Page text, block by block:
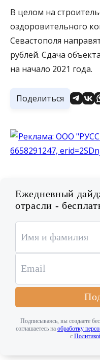
В целом на
оздоровительного
Севастополя
рублей. Сдача
на начало 2021 года.
Поделиться
Ежедневный
отрасли -
Подписываясь, вы создаете
соглашаетесь на обработку
с